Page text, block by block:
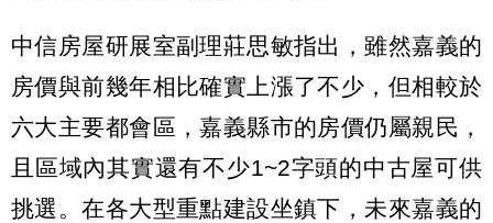
中信房屋研展室副理莊思敏指出，雖然嘉義的
房價與前幾年相比確實上漲了不少，但相較於
六大主要都會區，嘉義縣市的房價仍屬親民，
且區域內其實還有不少1~2字頭的中古屋可供
挑選。在各大型重點建設坐鎮下，未來嘉義的